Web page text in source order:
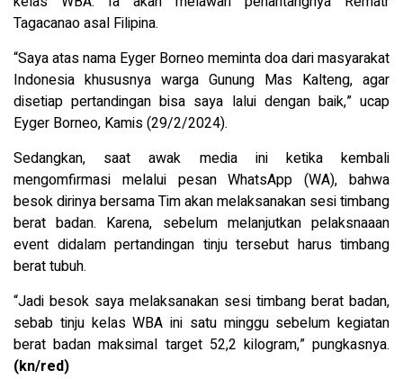
Tagacanao asal Filipina.
“Saya atas nama Eyger Borneo meminta doa dari masyarakat
Indonesia khususnya warga Gunung Mas Kalteng, agar
disetiap pertandingan bisa saya lalui dengan baik,” ucap
Eyger Borneo, Kamis (29/2/2024).
Sedangkan, saat awak media ini ketika kembali
mengomfirmasi melalui pesan WhatsApp (WA), bahwa
besok dirinya bersama Tim akan melaksanakan sesi timbang
berat badan. Karena, sebelum melanjutkan pelaksnaaan
event didalam pertandingan tinju tersebut harus timbang
berat tubuh.
“Jadi besok saya melaksanakan sesi timbang berat badan,
sebab tinju kelas WBA ini satu minggu sebelum kegiatan
berat badan maksimal target 52,2 kilogram,” pungkasnya.
(kn/red)